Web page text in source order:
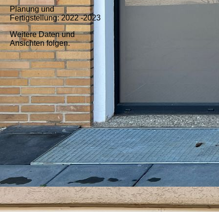
Planung und
Fertigstellung: 2022 -2023
Weitere Daten und
Ansichten folgen.